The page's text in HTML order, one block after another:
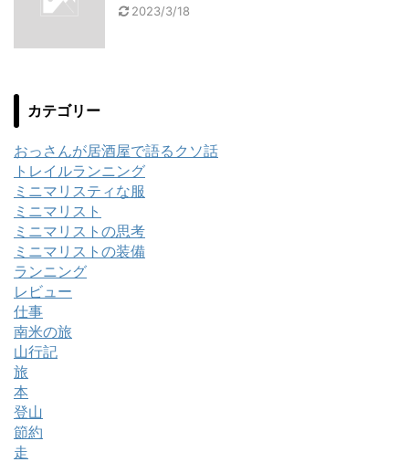
2023/3/18
カテゴリー
おっさんが居酒屋で語るクソ話
トレイルランニング
ミニマリスティな服
ミニマリスト
ミニマリストの思考
ミニマリストの装備
ランニング
レビュー
仕事
南米の旅
山行記
旅
本
登山
節約
走